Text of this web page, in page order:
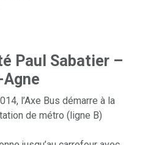
Paul Sabatier –
l’Axe Bus démarre à la
de métro (ligne B)